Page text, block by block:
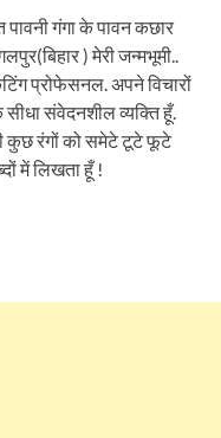
गंगा के पावन कछार
) मेरी जन्मभूमी..
प्रोफेसनल. अपने विचारों
सीधा संवेदनशील व्यक्ति हूँ.
कुछ रंगों को समेटे टूटे फूटे
में लिखता हूँ !